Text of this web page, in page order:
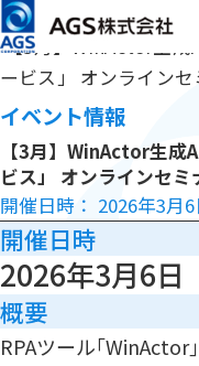
メインコンテンツまで
HOME イベント・セミ
【3月】WinActor生成
ービス」 オンラインセ
イベント情報
【3月】WinActor生
ビス」 オンラインセミ
開催日時： 2026年3月
開催日時
2026年3月6日
概要
RPAツール｢